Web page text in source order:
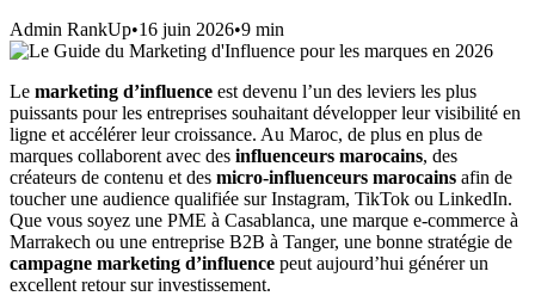
Admin RankUp•16 juin 2026•9 min
Le marketing d’influence est devenu l’un des leviers les plus
puissants pour les entreprises souhaitant développer leur visibilité en
ligne et accélérer leur croissance. Au Maroc, de plus en plus de
marques collaborent avec des influenceurs marocains, des
créateurs de contenu et des micro-influenceurs marocains afin de
toucher une audience qualifiée sur Instagram, TikTok ou LinkedIn.
Que vous soyez une PME à Casablanca, une marque e-commerce à
Marrakech ou une entreprise B2B à Tanger, une bonne stratégie de
campagne marketing d’influence peut aujourd’hui générer un
excellent retour sur investissement.